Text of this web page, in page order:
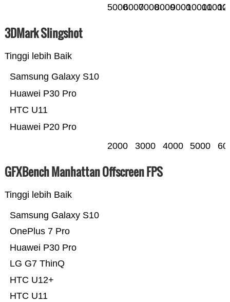
500060007000800090001000011000
3DMark Slingshot
Tinggi lebih Baik
Huawei P20 Pro
HTC U11
Huawei P30 Pro
Samsung Galaxy S10
2000 3000 4000 5000
GFXBench Manhattan Offscreen FPS
Tinggi lebih Baik
HTC U11
HTC U12+
LG G7 ThinQ
Huawei P30 Pro
OnePlus 7 Pro
Samsung Galaxy S10